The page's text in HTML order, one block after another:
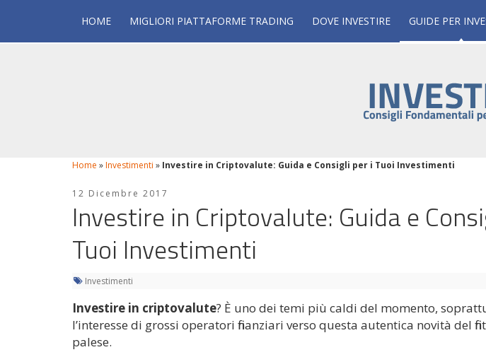
HOME MIGLIORI PIATTAFORME TRADING DOVE INVESTIRE GUIDE PER
Home »Investimenti » Investire in Criptovalute: Guida e Consigli per i Tuoi Investimenti
12 Dicembre 2017
Investire in Criptovalute: Guida e
Tuoi Investimenti
Investimenti
Investire in criptovalute? È uno dei temi più caldi del momento,
l’interesse di grossi operatori finanziari verso questa autentica novità del
palese.